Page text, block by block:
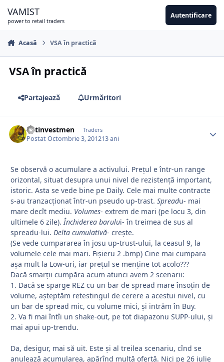
VAMIST
power to retail traders
Autentificare
Acasă VSA în practică
VSA în practică
Partajează Urmăritori
netinvestmen Traders
PostatOctombrie 3, 201213 ani
Se observă o acumulare a activului. Prețul e într-un range
orizontal, situat desupra unui nivel de rezistență important,
istoric. Asta se vede bine pe Daily. Cele mai multe contracte
s-au tranzacționat într-un pseudo up-trast. Spreadu- mai
mare decît mediu. Volumes- extrem de mari (pe locu 3, din
ultimele 6 zile).Închiderea barului- în treimea de sus al
spreadu-lui. Delta cumulativă- crește.
(Se vede cumpararea în josu up-trust-ului, la ceasul 9, la
volumele cele mai mari. Fișieru 2 .bmp) Cine mai cumpara
așa mult la Low-uri, iar prețul se menține tot acolo???
Dacă smarții cumpăra acum atunci avem 2 scenarii:
1. Dacă se sparge REZ cu un bar de spread mare însoțin de
volume, așteptăm retestingul de cerere a acestui nivel, cu
un bar de spread mic, cu volume mici, și intrăm în Buy.
2. Va fi mai întîi un shake-out, pe tot diapazonu SUPP-ului, și
mai apui up-trendu.
Da, desigur, mai să uit. Este și al treilea scenariu, cînd se
anulează acumularea, apărînd multă ofertă. Nici pe 26 iulie